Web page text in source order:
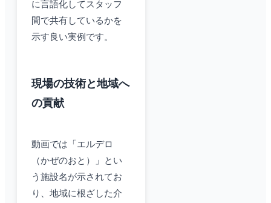
に言語化してスタッフ
間で共有しているかを
示す良い実例です。
現場の技術と地域へ
の貢献
動画では「エルデロ
（かぜのおと）」とい
う施設名が示されてお
り、地域に根ざした介